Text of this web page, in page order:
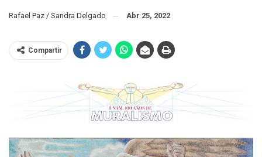
Rafael Paz / Sandra Delgado Abr 25, 2022
Compartir